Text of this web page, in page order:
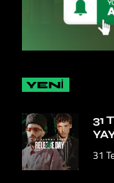
YENİ
31
31